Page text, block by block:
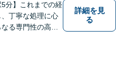
5分】これまでの経
丁寧な処理に心
る専門性の高い
詳細を見
る